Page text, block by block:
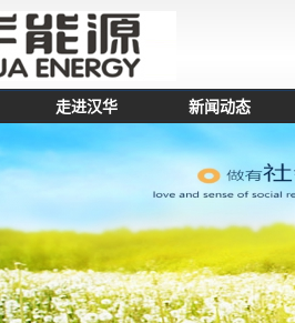
走进汉华 新闻动态